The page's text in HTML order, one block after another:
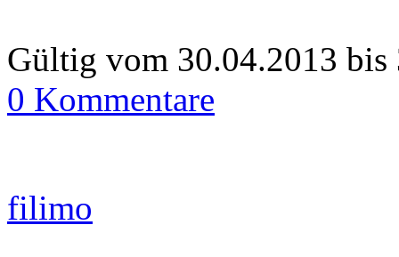
Gültig vom 30.04.2013 bis
0 Kommentare
filimo